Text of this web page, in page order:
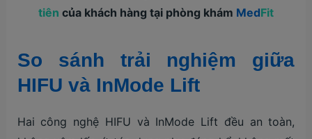
tiên của khách hàng tại phòng khám MedFit
So sánh trải nghiệm giữa
HIFU và InMode Lift
Hai công nghệ HIFU và InMode Lift đều an toàn,